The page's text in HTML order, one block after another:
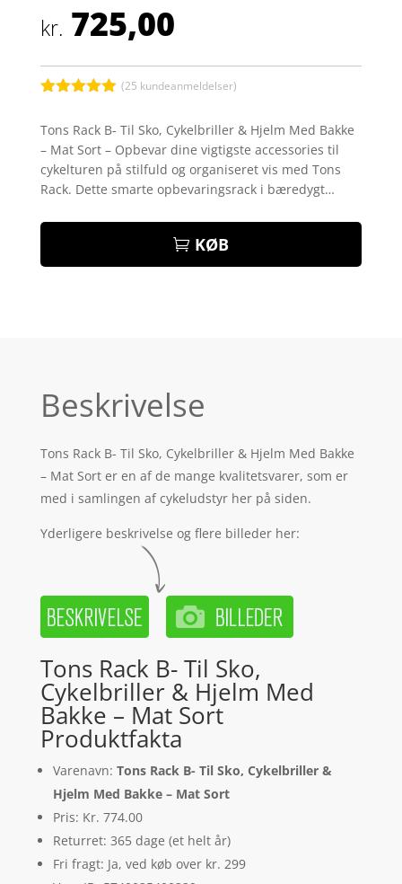
kr. 725,00
ud af 5
baseret på
kundebedøm
melser
(25 kundeanmeldelser)
Tons Rack B- Til Sko, Cykelbriller & Hjelm Med Bakke
– Mat Sort – Opbevar dine vigtigste accessories til
cykelturen på stilfuld og organiseret vis med Tons
Rack. Dette smarte opbevaringsrack i bæredygt…
KØB
Beskrivelse
Tons Rack B- Til Sko, Cykelbriller & Hjelm Med Bakke
– Mat Sort er en af de mange kvalitetsvarer, som er
med i samlingen af cykeludstyr her på siden.
Yderligere beskrivelse og flere billeder her:
Tons Rack B- Til Sko,
Cykelbriller & Hjelm Med
Bakke – Mat Sort
Produktfakta
Varenavn: Tons Rack B- Til Sko, Cykelbriller &
Hjelm Med Bakke – Mat Sort
Pris: Kr. 774.00
Returret: 365 dage (et helt år)
Fri fragt: Ja, ved køb over kr. 299